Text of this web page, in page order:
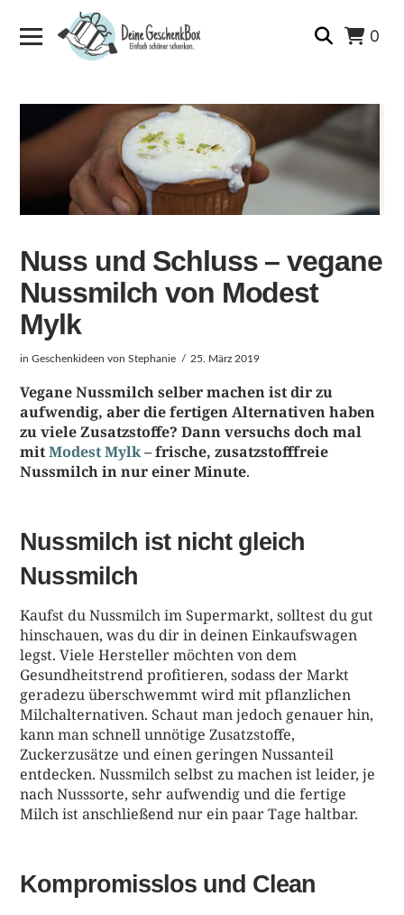
0
Nuss und Schluss – vegane
Nussmilch von Modest
Mylk
inGeschenkideen von Stephanie 25. März 2019
Vegane Nussmilch selber machen ist dir zu
aufwendig, aber die fertigen Alternativen haben
zu viele Zusatzstoffe? Dann versuchs doch mal
mitModest Mylk– frische, zusatzstofffreie
Nussmilch in nur einer Minute.
Nussmilch ist nicht gleich
Nussmilch
Kaufst du Nussmilch im Supermarkt, solltest du gut
hinschauen, was du dir in deinen Einkaufswagen
legst. Viele Hersteller möchten von dem
Gesundheitstrend profitieren, sodass der Markt
geradezu überschwemmt wird mit pflanzlichen
Milchalternativen. Schaut man jedoch genauer hin,
kann man schnell unnötige Zusatzstoffe,
Zuckerzusätze und einen geringen Nussanteil
entdecken. Nussmilch selbst zu machen ist leider, je
nach Nusssorte, sehr aufwendig und die fertige
Milch ist anschließend nur ein paar Tage haltbar.
Kompromisslos und Clean